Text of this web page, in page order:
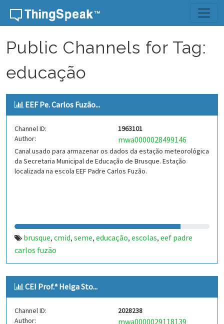
Skip to content
Public Channels for Tag:
educação
EEF Pe. Carlos Fuzão...
Channel ID:
1963101
Author:
mwa0000028499146
Canal usado para armazenar os dados da estação meteorológica
da Secretaria Municipal de Educação de Brusque. Estação
localizada na escola EEF Padre Carlos Fuzão.
brusque, cmid, seme, educação, escolas, eef padre
carlos fuzão
CEI Prof.ª Helga Sto...
Channel ID:
2028238
Author:
mwa0000029118139